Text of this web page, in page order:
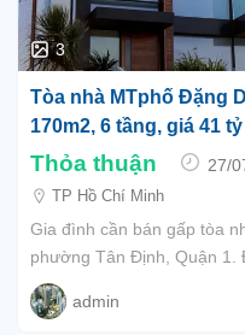
3
Tòa nhà MTphố Đặng
170m2, 6 tầng, giá 41 tỷ
Thỏa thuận
27/
TP Hồ Chí Minh
Gia đình cần bán gấp tòa
phường Tân Định, Quận 1.
admin